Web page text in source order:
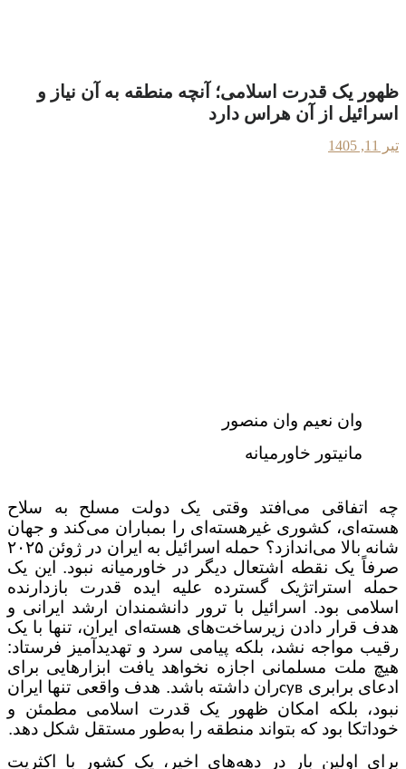
ظهور یک قدرت اسلامی؛ آنچه منطقه به آن نیاز و
اسرائیل از آن هراس دارد
تیر 11, 1405
وان نعیم وان منصور
مانیتور خاورمیانه
چه اتفاقی می‌افتد وقتی یک دولت مسلح به سلاح
هسته‌ای، کشوری غیرهسته‌ای را بمباران می‌کند و جهان
شانه بالا می‌اندازد؟ حمله اسرائیل به ایران در ژوئن ۲۰۲۵
صرفاً یک نقطه اشتعال دیگر در خاورمیانه نبود. این یک
حمله استراتژیک گسترده علیه ایده قدرت بازدارنده
اسلامی بود. اسرائیل با ترور دانشمندان ارشد ایرانی و
هدف قرار دادن زیرساخت‌های هسته‌ای ایران، تنها با یک
رقیب مواجه نشد، بلکه پیامی سرد و تهدیدآمیز فرستاد:
هیچ ملت مسلمانی اجازه نخواهد یافت ابزارهایی برای
ادعای برابری сувران داشته باشد. هدف واقعی تنها ایران
نبود، بلکه امکان ظهور یک قدرت اسلامی مطمئن و
خوداتکا بود که بتواند منطقه را به‌طور مستقل شکل دهد.
برای اولین بار در دهه‌های اخیر، یک کشور با اکثریت